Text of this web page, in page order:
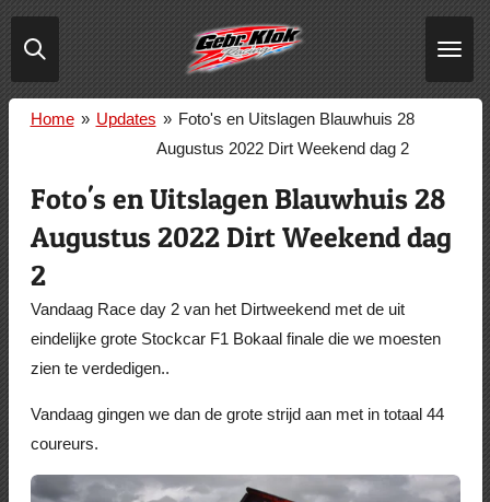
direct
naar
Home » Updates » Foto's en Uitslagen Blauwhuis 28
Augustus 2022 Dirt Weekend dag 2
Foto's en Uitslagen Blauwhuis 28
Augustus 2022 Dirt Weekend dag
2
Vandaag Race day 2 van het Dirtweekend met de uit
eindelijke grote Stockcar F1 Bokaal finale die we moesten
zien te verdedigen..
Vandaag gingen we dan de grote strijd aan met in totaal 44
coureurs.